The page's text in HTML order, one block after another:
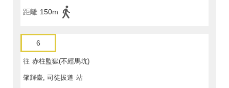
距離 150m
6
往 赤柱監獄(不經馬坑)
肇輝臺, 司徒拔道 站